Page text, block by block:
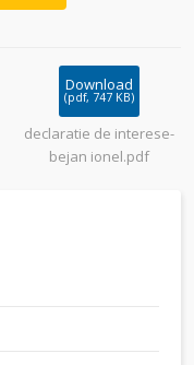
Download
(pdf, 747 KB)
declaratie de interese-
bejan ionel.pdf